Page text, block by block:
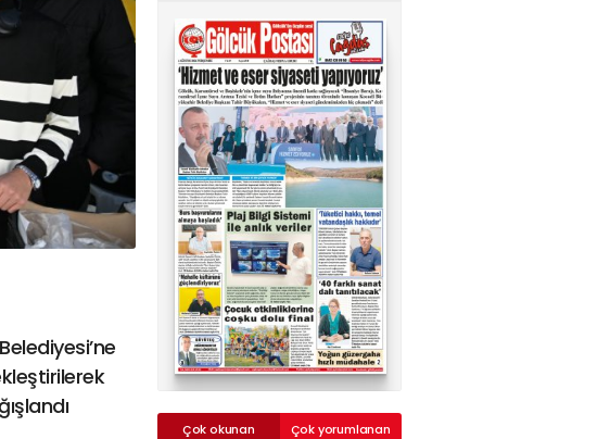
Çok okunan
Çok yorumlanan
02624132333
haber@golcukpostasi.com